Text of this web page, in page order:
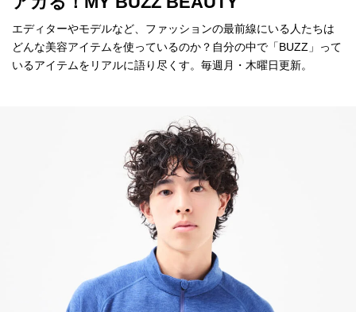
エディターやモデルなど、ファッションの最前線にいる人たちは
どんな美容アイテムを使っているのか？自分の中で「BUZZ」って
いるアイテムをリアルに語り尽くす。毎週月・木曜日更新。